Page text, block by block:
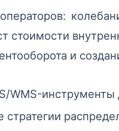
стоимости
и
WMS-инструменты